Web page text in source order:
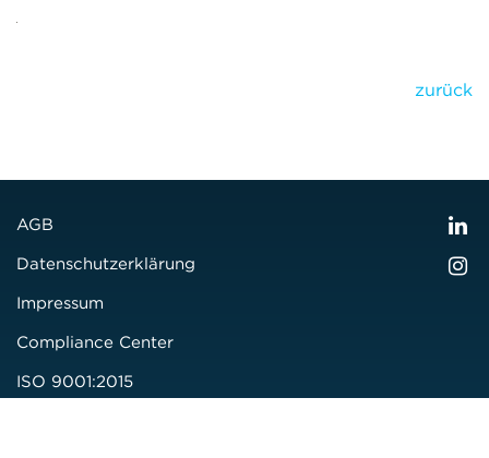
zurück
AGB
Datenschutzerklärung
Impressum
Compliance Center
ISO 9001:2015
Zertifizierung